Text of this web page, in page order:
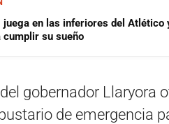
juega en las inferiores del
cumplir su sueño
gobernador Llaryora
de emergencia